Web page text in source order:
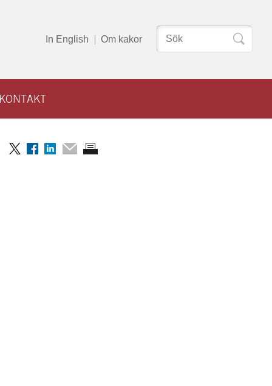
In English Om kakor
Sök
KONTAKT